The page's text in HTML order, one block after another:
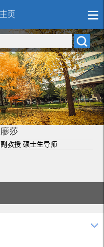
廖莎
副教授 硕士生导师